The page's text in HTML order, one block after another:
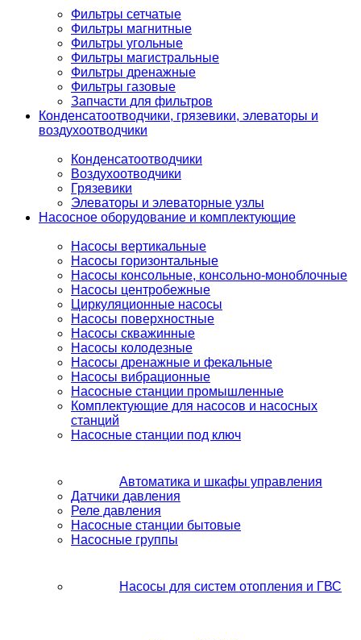
Фильтры сетчатые
Фильтры магнитные
Фильтры угольные
Фильтры магистральные
Фильтры дренажные
Фильтры газовые
Запчасти для фильтров
Конденсатоотводчики, грязевики, элеваторы и
воздухоотводчики
Конденсатоотводчики
Воздухоотводчики
Грязевики
Элеваторы и элеваторные узлы
Насосное оборудование и комплектующие
Насосы вертикальные
Насосы горизонтальные
Насосы консольные, консольно-моноблочные
Насосы центробежные
Циркуляционные насосы
Насосы поверхностные
Насосы скважинные
Насосы колодезные
Насосы дренажные и фекальные
Насосы вибрационные
Насосные станции промышленные
Комплектующие для насосов и насосных
станций
Насосные станции под ключ
Автоматика и шкафы управления
Датчики давления
Реле давления
Насосные станции бытовые
Насосные группы
Насосы для систем отопления и ГВС